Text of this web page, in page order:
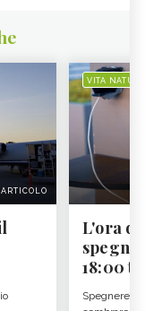
ARTICOLO
VITA
L'ora
18:00 ti
Spegnere lo